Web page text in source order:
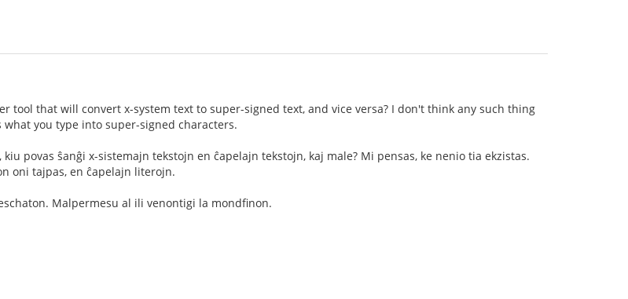
tool that will convert x-system text to super-signed text, and vice versa? I don't think any such thing
you type into super-signed characters.
povas ŝanĝi x-sistemajn tekstojn en ĉapelajn tekstojn, kaj male? Mi pensas, ke nenio tia ekzistas.
oni tajpas, en ĉapelajn literojn.
Malpermesu al ili venontigi la mondfinon.